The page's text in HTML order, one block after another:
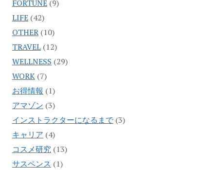
FORTUNE(9)
LIFE(42)
OTHER(10)
TRAVEL(12)
WELLNESS (29)
WORK(7)
お得情報 (1)
アマゾン (3)
インストラクターになるまで(3)
キャリア (4)
コスメ研究(13)
サスペンス (1)